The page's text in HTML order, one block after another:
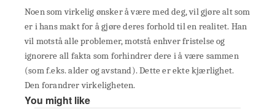
Noen som virkelig ønsker å være med deg, vil gjøre alt som
er i hans makt for å gjøre deres forhold til en realitet. Han
vil motstå alle problemer, motstå enhver fristelse og
ignorere all fakta som forhindrer dere i å være sammen
(som f.eks. alder og avstand). Dette er ekte kjærlighet.
Den forandrer virkeligheten.
You might like